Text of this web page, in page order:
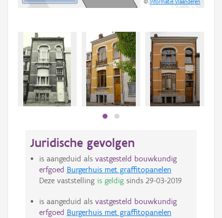
©Informatie Vlaanderen
Juridische gevolgen
is aangeduid als vastgesteld bouwkundig
erfgoed Burgerhuis met graffitopanelen
Deze vaststelling is geldigsinds 29-03-2019
is aangeduid als vastgesteld bouwkundig
erfgoed Burgerhuis met graffitopanelen